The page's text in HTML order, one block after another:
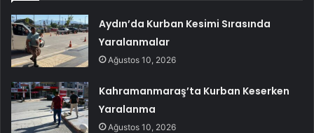
Aydın’da Kurban Kesimi Sırasında
Yaralanmalar
Ağustos 10, 2026
Kahramanmaraş’ta Kurban Keserken
Yaralanma
Ağustos 10, 2026